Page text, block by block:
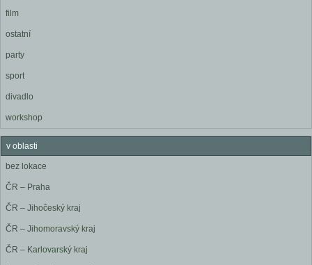
film
ostatní
party
sport
divadlo
workshop
v oblasti
bez lokace
ČR – Praha
ČR – Jihočeský kraj
ČR – Jihomoravský kraj
ČR – Karlovarský kraj